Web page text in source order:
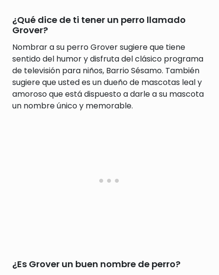
¿Qué dice de ti tener un perro llamado
Grover?
Nombrar a su perro Grover sugiere que tiene
sentido del humor y disfruta del clásico programa
de televisión para niños, Barrio Sésamo. También
sugiere que usted es un dueño de mascotas leal y
amoroso que está dispuesto a darle a su mascota
un nombre único y memorable.
¿Es Grover un buen nombre de perro?